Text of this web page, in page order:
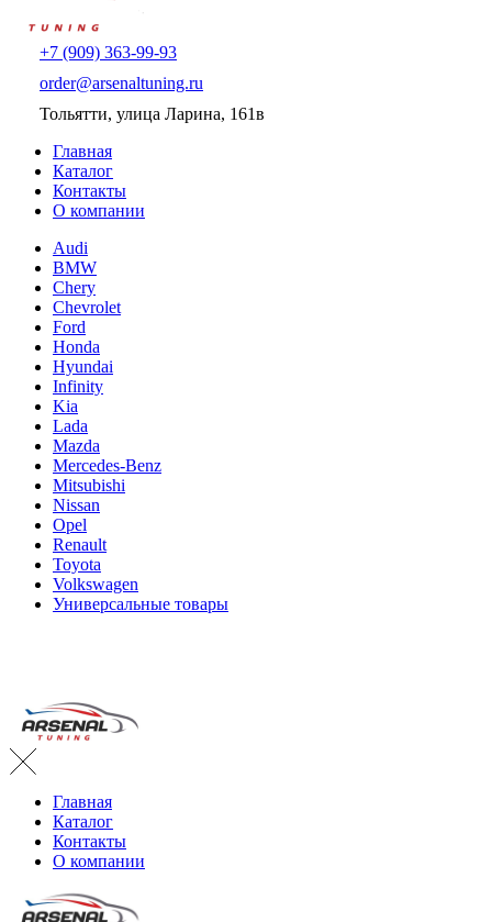
+7 (909) 363-99-93
order@arsenaltuning.ru
Тольятти, улица Ларина, 161в
Главная
Каталог
Контакты
О компании
Audi
BMW
Chery
Chevrolet
Ford
Honda
Hyundai
Infinity
Kia
Lada
Mazda
Mercedes-Benz
Mitsubishi
Nissan
Opel
Renault
Toyota
Volkswagen
Универсальные товары
Главная
Каталог
Контакты
О компании